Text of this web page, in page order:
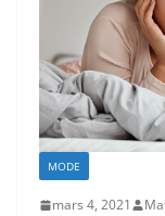
MODE
mars 4, 2021